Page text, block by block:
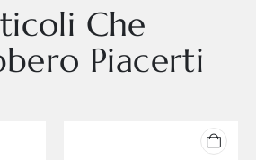
Che
Piacerti